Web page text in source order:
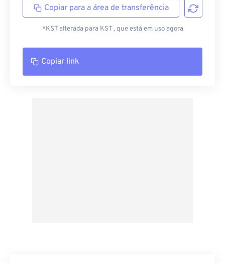
Copiar para a área de transferência
*KST alterada para KST , que está em uso agora
Copiar link